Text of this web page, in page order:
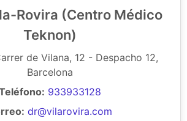
Rovira (Centro Médico
Teknon)
de Vilana, 12 - Despacho 12,
Barcelona
933933128
dr@vilarovira.com